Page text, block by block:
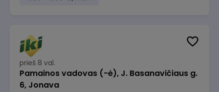
prieš 8 val.
Pamainos vadovas (-ė), J. Basanavičiaus g.
6, Jonava